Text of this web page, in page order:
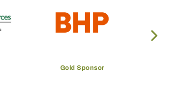
Gold Sponsor